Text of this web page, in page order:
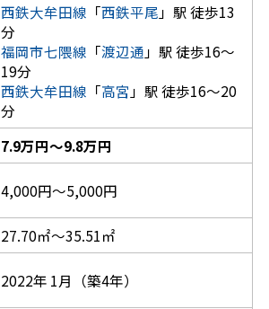
西鉄大牟田線 「西鉄平尾 」駅 徒歩13
分
福岡市七隈線 「渡辺通 」駅 徒歩16～
19分
西鉄大牟田線 「高宮 」駅 徒歩16～20
分
7.9万円～9.8万円
4,000円～5,000円
27.70㎡～35.51㎡
2022年 1月（築4年）